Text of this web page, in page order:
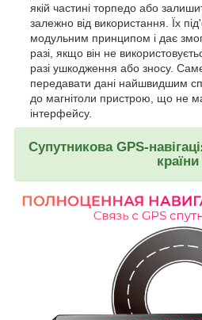
якій частині торпедо або
залежно від використання. Їх
модульним принципом і дає
разі, якщо він не
разі ушкодження або зносу.
передавати дані найшвидшим
до магнітоли пристрою, що не
інтерфейсу.
Супутникова GPS-
країни